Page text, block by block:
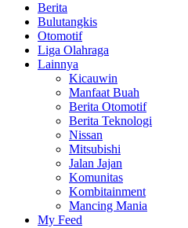
Berita
Bulutangkis
Otomotif
Liga Olahraga
Lainnya
Kicauwin
Manfaat Buah
Berita Otomotif
Berita Teknologi
Nissan
Mitsubishi
Jalan Jajan
Komunitas
Kombitainment
Mancing Mania
My Feed